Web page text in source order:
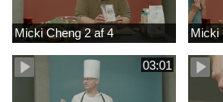
Micki Cheng 2 af 4 Micki
03:01